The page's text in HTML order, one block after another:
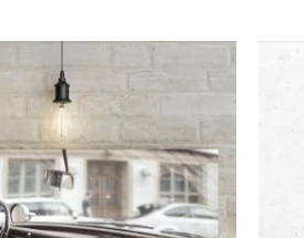
Adaugă
la
favorite